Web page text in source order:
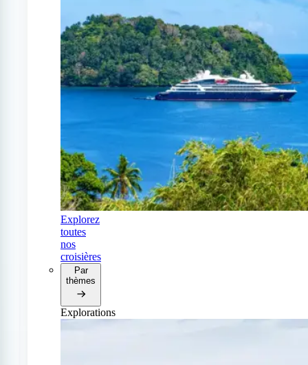
Explorez
toutes
nos
croisières
Par
thèmes
Explorations